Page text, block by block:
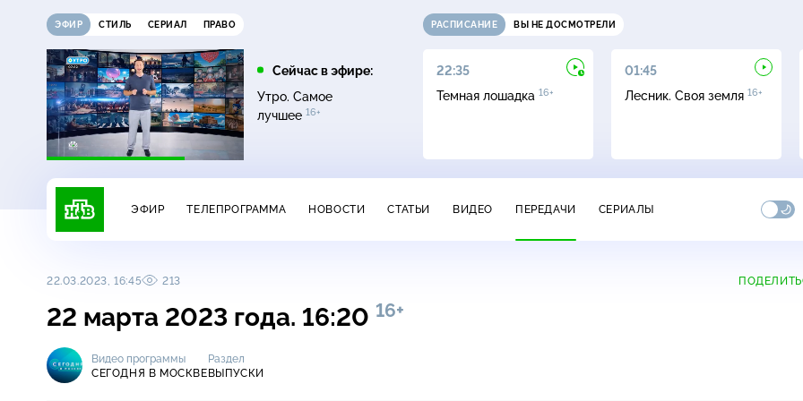
ЭФИР СТИЛЬ СЕРИАЛ ПРАВО
Сейчас в эфире:
Утро. Самое
лучшее 16+
РАСПИСАНИЕ ВЫ НЕ ДОСМОТРЕЛИ
21:15
Сегодня
21:30
Неизвестная Россия
22:35
Темная лошадка 16+
01:45
Лесник. Своя земля 16+
ЭФИР ТЕЛЕПРОГРАММА НОВОСТИ СТАТЬИ ВИДЕО ПЕРЕДАЧИ СЕРИАЛЫ
22.03.2023, 16:45 213
22 марта 2023 года. 16:20 16+
Видео программы
СЕГОДНЯ В МОСКВЕ
Раздел
ВЫПУСКИ